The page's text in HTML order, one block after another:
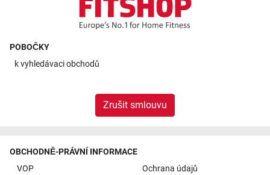
POBOČKY
kvyhledávaci obchodů
Zrušit smlouvu
OBCHODNĚ-PRÁVNÍ INFORMACE
VOP
Ochrana údajů